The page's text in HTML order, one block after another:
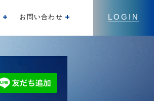
LOGIN
開くお問い合わせ